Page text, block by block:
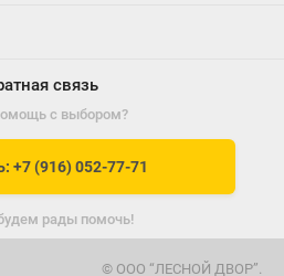
связь
с выбором?
+7 (916) 052-77-71
рады помочь!
© ООО “ЛЕСНОЙ ДВОР”.